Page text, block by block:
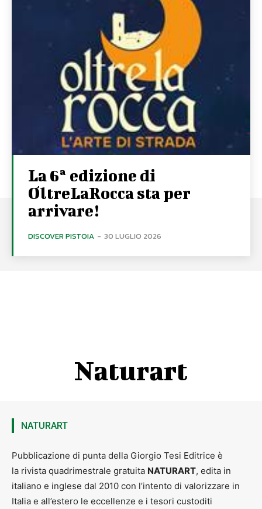
La 6ª edizione di
OltreLaRocca sta per
arrivare!
DISCOVER PISTOIA - 30 LUGLIO 2026
Naturart
NATURART
Pubblicazione di punta della Giorgio Tesi Editrice è
la rivista quadrimestrale gratuita NATURART, edita in
italiano e inglese dal 2010 con l’intento di valorizzare in
Italia e all’estero le eccellenze e i tesori custoditi